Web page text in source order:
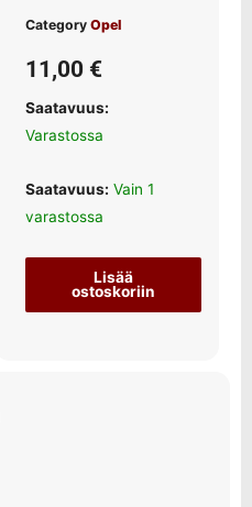
Category Opel
11,00 €
Saatavuus:
Varastossa
Saatavuus: Vain 1
varastossa
Lisää
ostoskoriin